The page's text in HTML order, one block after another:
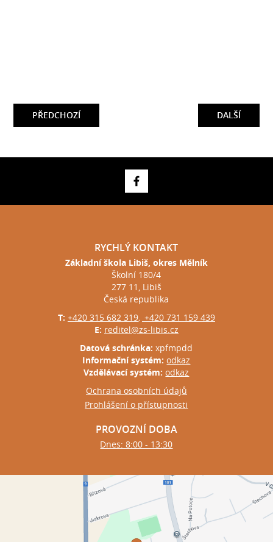
DALŠÍ
PŘEDCHOZÍ
RYCHLÝ KONTAKT
Základní škola Libiš, okres Mělník
Školní 180/4
277 11, Libiš
Česká republika
T: +420 315 682 319, +420 731 159 439
E: reditel@zs-libis.cz
Datová schránka:xpfmpdd
Informační systém:odkaz
Vzdělávací systém:odkaz
Ochrana osobních údajů
Prohlášení o přístupnosti
PROVOZNÍ DOBA
Dnes: 8:00 - 13:30